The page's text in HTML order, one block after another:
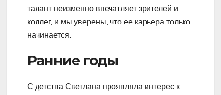
талант неизменно впечатляет зрителей и
коллег, и мы уверены, что ее карьера только
начинается.
Ранние годы
С детства Светлана проявляла интерес к